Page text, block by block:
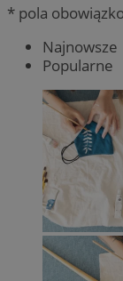
* pola
Najnowsze
Popularne